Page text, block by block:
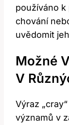
používáno
chování
uvědomit
Možné
V
Výraz
významů v